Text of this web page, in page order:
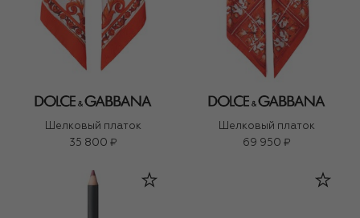
Шелковый платок
35 800 ₽
Шелковый платок
69 950 ₽